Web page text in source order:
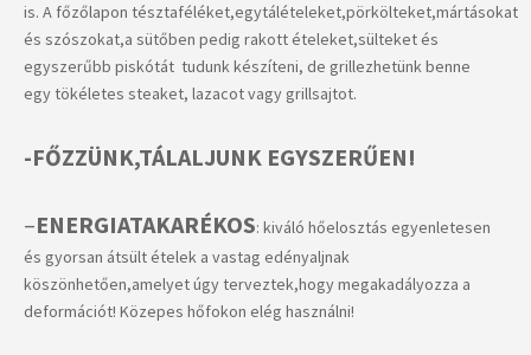
is. A főzőlapon tésztaféléket,egytálételeket,pörkölteket,mártásokat
és szószokat,a sütőben pedig rakott ételeket,sülteket és
egyszerűbb piskótát tudunk készíteni, de grillezhetünk benne
egy tökéletes steaket, lazacot vagy grillsajtot.
-FŐZZÜNK,TÁLALJUNK EGYSZERŰEN!
–ENERGIATAKARÉKOS: kiváló hőelosztás egyenletesen
és gyorsan átsült ételek a vastag edényaljnak
köszönhetően,amelyet úgy terveztek,hogy megakadályozza a
deformációt! Közepes hőfokon elég használni!